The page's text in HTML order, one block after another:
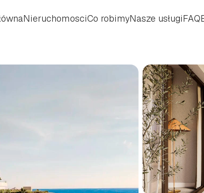
NieruchomosciCo robimyNasze usługiFAQ